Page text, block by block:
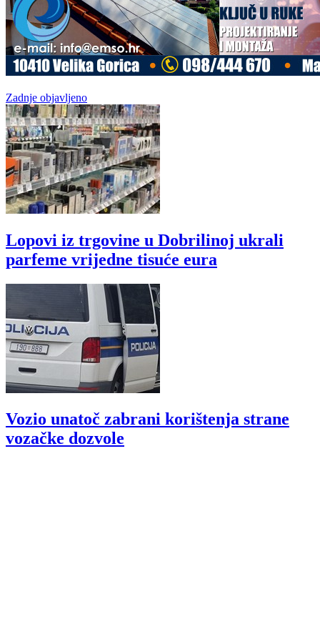
Zadnje objavljeno
Lopovi iz trgovine u Dobrilinoj ukrali
parfeme vrijedne tisuće eura
Vozio unatoč zabrani korištenja strane
vozačke dozvole